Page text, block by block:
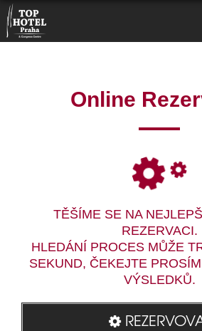
Online
TĚŠÍME SE NA
REZERVACI.
HLEDÁNÍ PROCES MŮŽE
SEKUND, ČEKEJTE
VÝSLEDKŮ.